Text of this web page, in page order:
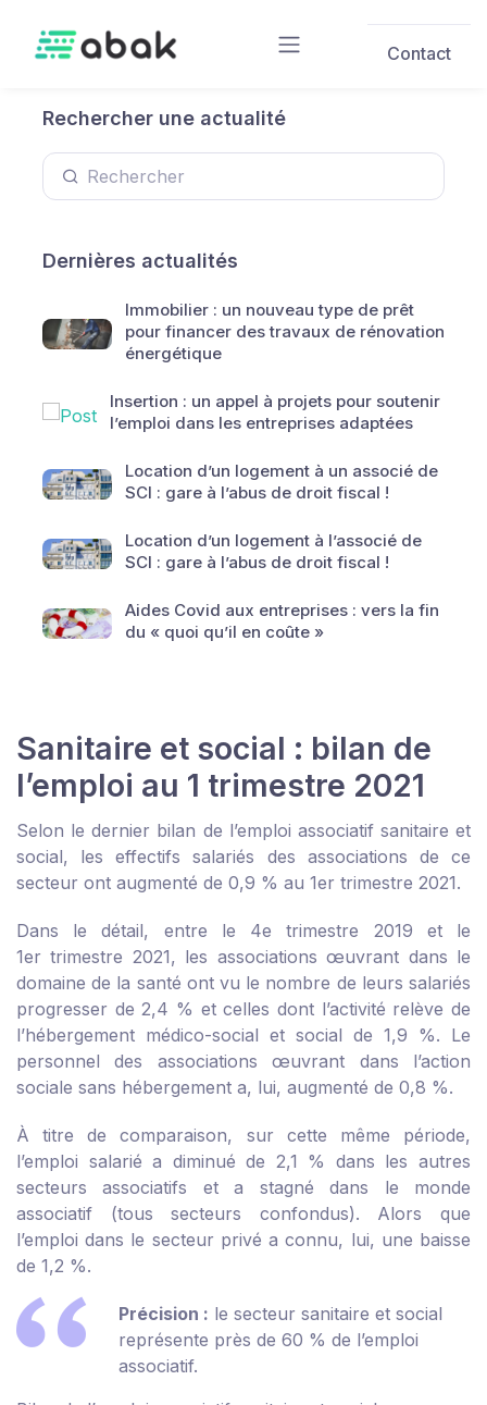
Contact
Rechercher une actualité
Dernières actualités
Immobilier : un nouveau type de prêt
pour financer des travaux de rénovation
énergétique
Insertion : un appel à projets pour soutenir
l’emploi dans les entreprises adaptées
Location d’un logement à un associé de
SCI : gare à l’abus de droit fiscal !
Location d’un logement à l’associé de
SCI : gare à l’abus de droit fiscal !
Aides Covid aux entreprises : vers la fin
du « quoi qu’il en coûte »
Sanitaire et social : bilan de
l’emploi au 1 trimestre 2021
Selon le dernier bilan de l’emploi associatif sanitaire et
social, les effectifs salariés des associations de ce
secteur ont augmenté de 0,9 % au 1er trimestre 2021.
Dans le détail, entre le 4e trimestre 2019 et le
1er trimestre 2021, les associations œuvrant dans le
domaine de la santé ont vu le nombre de leurs salariés
progresser de 2,4 % et celles dont l’activité relève de
l’hébergement médico-social et social de 1,9 %. Le
personnel des associations œuvrant dans l’action
sociale sans hébergement a, lui, augmenté de 0,8 %.
À titre de comparaison, sur cette même période,
l’emploi salarié a diminué de 2,1 % dans les autres
secteurs associatifs et a stagné dans le monde
associatif (tous secteurs confondus). Alors que
l’emploi dans le secteur privé a connu, lui, une baisse
de 1,2 %.
Précision : le secteur sanitaire et social
représente près de 60 % de l’emploi
associatif.